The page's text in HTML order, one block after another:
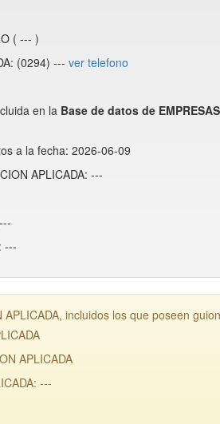
( --- )
(0294) --- ver telefono
en la Base de datos de
a la fecha: 2026-06-09
APLICADA: ---
---
incluidos los que poseen
APLICADA
---